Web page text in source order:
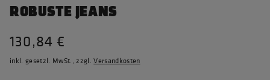
ROBUSTE JEANS
130,84 €
inkl. gesetzl. MwSt., zzgl.Versandkosten